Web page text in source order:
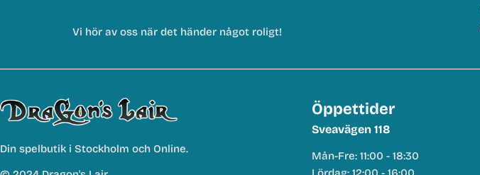
Vi hör av oss när det händer något roligt!
Din spelbutik i Stockholm och Online.
Öppettider
Sveavägen 118
Mån-Fre: 11:00 - 18:30